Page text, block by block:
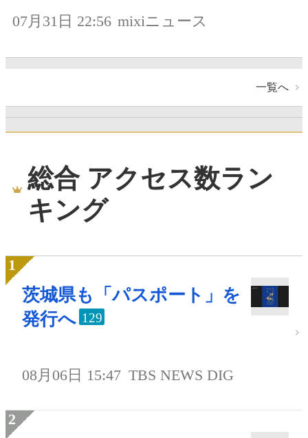
07月31日 22:56 mixiニュース
一覧へ
総合 アクセス数ラン
キング
茨城県も「パスポート」を
発行へ 129
08月06日 15:47 TBS NEWS DIG